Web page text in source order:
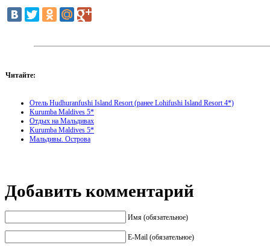
Читайте:
Отель Hudhuranfushi Island Resort (ранее Lohifushi Island Resort 4*)
Kurumba Maldives 5*
Отдых на Мальдивах
Kurumba Maldives 5*
Мальдивы. Острова
Добавить комментарий
Имя (обязательное)
E-Mail (обязательное)